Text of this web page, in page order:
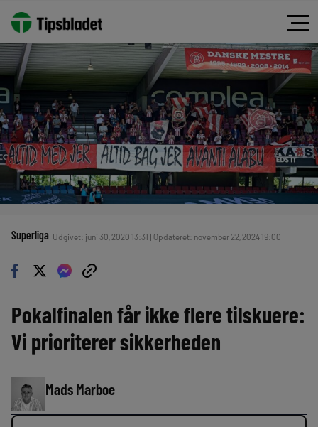
Superliga Udgivet: juni 30, 2020 13:31 | Opdateret: november 22, 2024 19:00
Pokalfinalen får ikke flere tilskuere:
Vi prioriterer sikkerheden
Mads Marboe